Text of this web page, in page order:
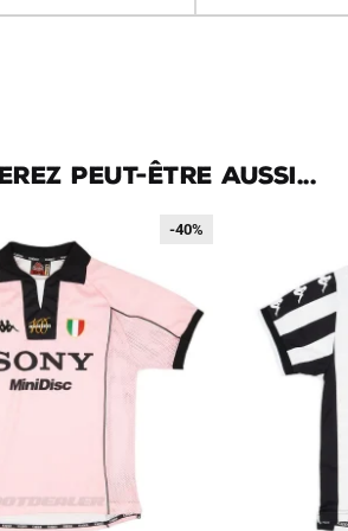
peut-être aussi...
-40%
-40%